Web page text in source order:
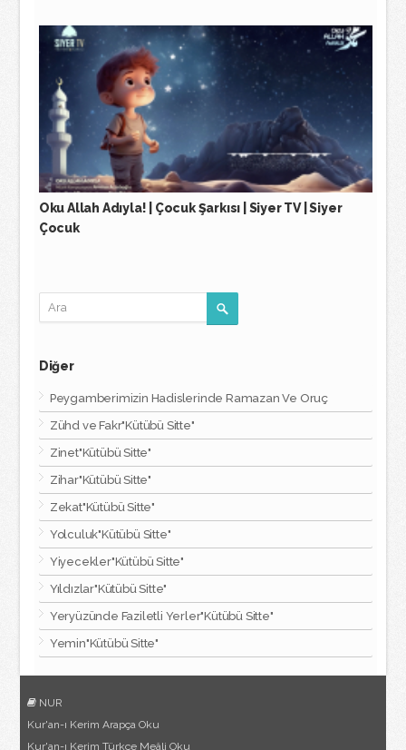
Oku Allah Adıyla! | Çocuk Şarkısı | Siyer TV | Siyer
Çocuk
Diğer
Peygamberimizin Hadislerinde Ramazan Ve Oruç
Zühd ve Fakr"Kütübü Sitte"
Zinet"Kütübü Sitte"
Zihar"Kütübü Sitte"
Zekat"Kütübü Sitte"
Yolculuk"Kütübü Sitte"
Yiyecekler"Kütübü Sitte"
Yıldızlar"Kütübü Sitte"
Yeryüzünde Faziletli Yerler"Kütübü Sitte"
Yemin"Kütübü Sitte"
NUR
Kur'an-ı Kerim Arapça Oku
Kur'an-ı Kerim Türkçe Meâli Oku